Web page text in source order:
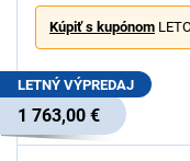
Kúpiť s kupónom
LETNÝ VÝPREDAJ
1 763,00 €